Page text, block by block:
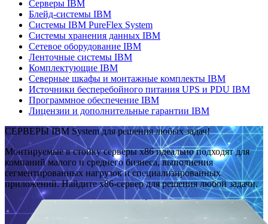
Серверы IBM
Блейд-системы IBM
Системы IBM PureFlex System
Системы хранения данных IBM
Сетевое оборудование IBM
Ленточные системы IBM
Комплектующие IBM
Северные шкафы и монтажные комплекты IBM
Источники бесперебойного питания UPS и PDU IBM
Программное обеспечение IBM
Лицензии и дополнительные гарантии IBM
СЕРВЕРЫ IBM System для решения любых задач!
Монтируемые в стойку серверы x86 идеально подходят для
компаний малого и среднего бизнеса, выполнения
сегментированных нагрузок и специализированных
приложений. Найдите x86-сервер для решения любой задачи.